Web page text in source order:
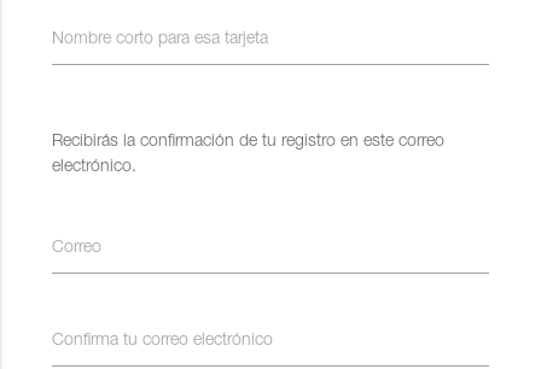
Nombre corto para esa tarjeta
Recibirás la confirmación de tu registro en este correo
electrónico.
Correo
Confirma tu correo electrónico